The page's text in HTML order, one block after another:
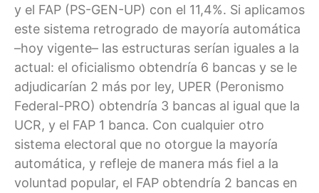
y el FAP (PS-GEN-UP) con el 11,4%. Si aplicamos
este sistema retrogrado de mayoría automática
–hoy vigente– las estructuras serían iguales a la
actual: el oficialismo obtendría 6 bancas y se le
adjudicarían 2 más por ley, UPER (Peronismo
Federal-PRO) obtendría 3 bancas al igual que la
UCR, y el FAP 1 banca. Con cualquier otro
sistema electoral que no otorgue la mayoría
automática, y refleje de manera más fiel a la
voluntad popular, el FAP obtendría 2 bancas en